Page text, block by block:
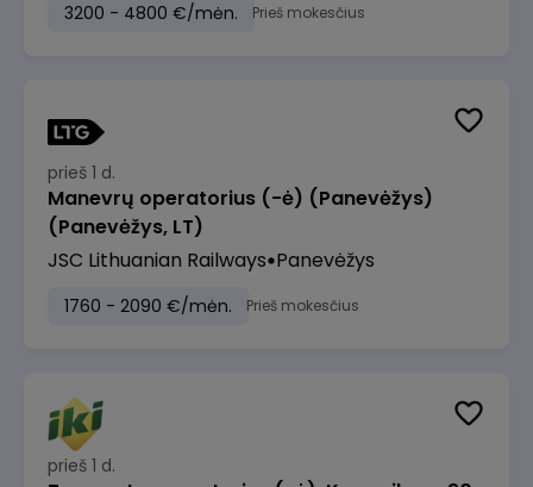
3200 - 4800 €/mėn. Prieš mokesčius
prieš 1 d.
Manevrų operatorius (-ė) (Panevėžys)
(Panevėžys, LT)
JSC Lithuanian Railways Panevėžys
1760 - 2090 €/mėn. Prieš mokesčius
prieš 1 d.